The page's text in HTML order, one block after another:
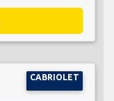
CABRIOLET